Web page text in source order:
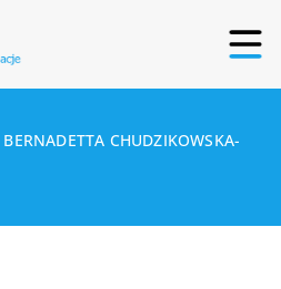
BERNADETTA CHUDZIKOWSKA-